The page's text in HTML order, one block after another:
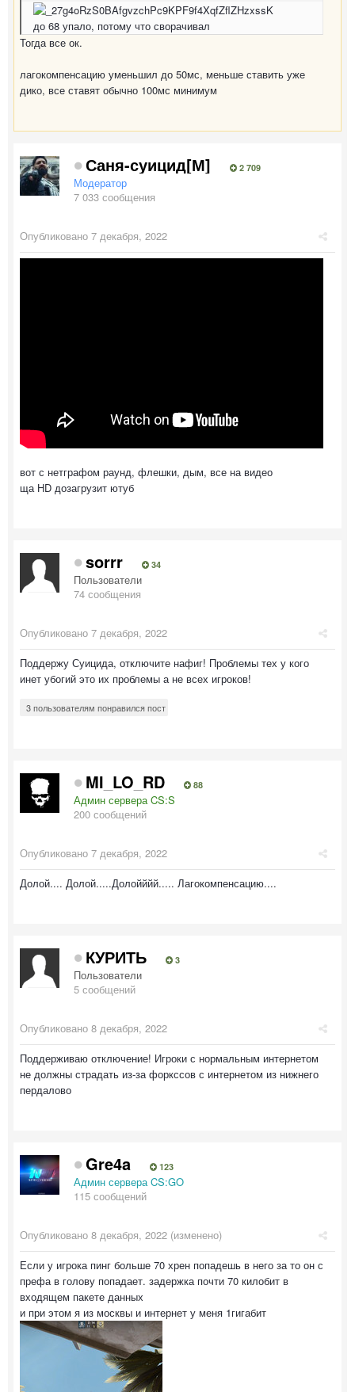
до 68 упало, потому что сворачивал
Тогда все ок.
лагокомпенсацию уменьшил до 50мс, меньше ставить уже
дико, все ставят обычно 100мс минимум
Саня-суицид[М] 2 709
Модератор
7 033 сообщения
Опубликовано 7 декабря, 2022
вот с нетграфом раунд, флешки, дым, все на видео
ща HD дозагрузит ютуб
sorrr 34
Пользователи
74 сообщения
Опубликовано 7 декабря, 2022
Поддержу Суицида, отключите нафиг! Проблемы тех у кого
инет убогий это их проблемы а не всех игроков!
3 пользователям понравился пост
MI_LO_RD 88
Админ сервера CS:S
200 сообщений
Опубликовано 7 декабря, 2022
Долой.... Долой.....Долойййй..... Лагокомпенсацию....
КУРИТЬ 3
Пользователи
5 сообщений
Опубликовано 8 декабря, 2022
Поддерживаю отключение! Игроки с нормальным интернетом
не должны страдать из-за форкссов с интернетом из нижнего
пердалово
Gre4a 123
Админ сервера CS:GO
115 сообщений
Опубликовано 8 декабря, 2022 (изменено)
Если у игрока пинг больше 70 хрен попадешь в него за то он с
префа в голову попадает. задержка почти 70 килобит в
входящем пакете данных
и при этом я из москвы и интернет у меня 1гигабит